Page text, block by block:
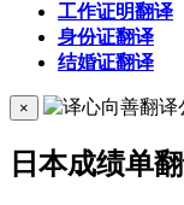
工作证明翻译
身份证翻译
结婚证翻译
×
日本成绩单